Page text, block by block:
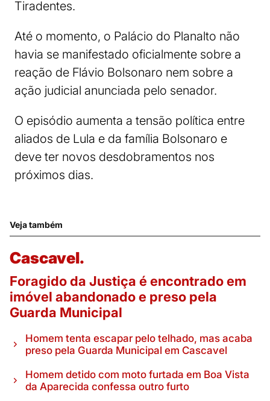
Tiradentes.
Até o momento, o Palácio do Planalto não
havia se manifestado oficialmente sobre a
reação de Flávio Bolsonaro nem sobre a
ação judicial anunciada pelo senador.
O episódio aumenta a tensão política entre
aliados de Lula e da família Bolsonaro e
deve ter novos desdobramentos nos
próximos dias.
Veja também
Cascavel.
Foragido da Justiça é encontrado em
imóvel abandonado e preso pela
Guarda Municipal
Homem tenta escapar pelo telhado, mas acaba
preso pela Guarda Municipal em Cascavel
Homem detido com moto furtada em Boa Vista
da Aparecida confessa outro furto